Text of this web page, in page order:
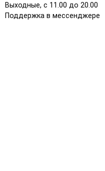
Выходные, с 11.00 до 20.00
Поддержка в мессенджере